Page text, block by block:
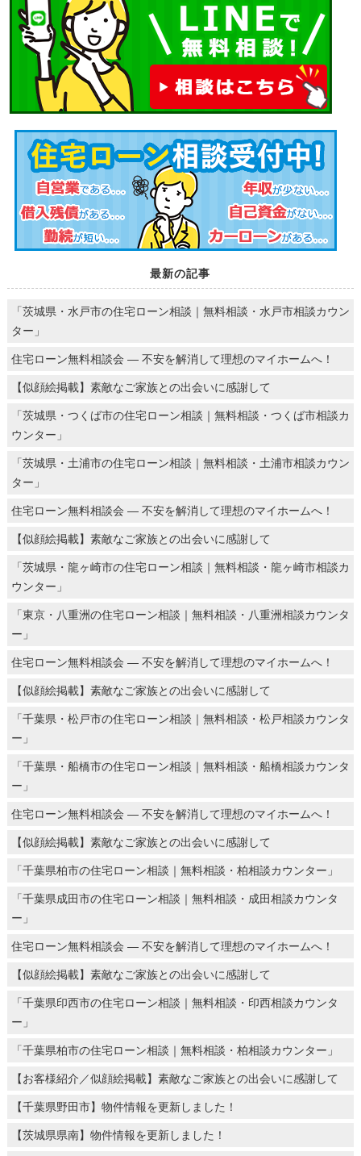
最新の記事
「茨城県・水戸市の住宅ローン相談｜無料相談・水戸市相談カウン
ター」
住宅ローン無料相談会 ― 不安を解消して理想のマイホームへ！
【似顔絵掲載】素敵なご家族との出会いに感謝して
「茨城県・つくば市の住宅ローン相談｜無料相談・つくば市相談カ
ウンター」
「茨城県・土浦市の住宅ローン相談｜無料相談・土浦市相談カウン
ター」
住宅ローン無料相談会 ― 不安を解消して理想のマイホームへ！
【似顔絵掲載】素敵なご家族との出会いに感謝して
「茨城県・龍ヶ崎市の住宅ローン相談｜無料相談・龍ヶ崎市相談カ
ウンター」
「東京・八重洲の住宅ローン相談｜無料相談・八重洲相談カウンタ
ー」
住宅ローン無料相談会 ― 不安を解消して理想のマイホームへ！
【似顔絵掲載】素敵なご家族との出会いに感謝して
「千葉県・松戸市の住宅ローン相談｜無料相談・松戸相談カウンタ
ー」
「千葉県・船橋市の住宅ローン相談｜無料相談・船橋相談カウンタ
ー」
住宅ローン無料相談会 ― 不安を解消して理想のマイホームへ！
【似顔絵掲載】素敵なご家族との出会いに感謝して
「千葉県柏市の住宅ローン相談｜無料相談・柏相談カウンター」
「千葉県成田市の住宅ローン相談｜無料相談・成田相談カウンタ
ー」
住宅ローン無料相談会 ― 不安を解消して理想のマイホームへ！
【似顔絵掲載】素敵なご家族との出会いに感謝して
「千葉県印西市の住宅ローン相談｜無料相談・印西相談カウンタ
ー」
「千葉県柏市の住宅ローン相談｜無料相談・柏相談カウンター」
【お客様紹介／似顔絵掲載】素敵なご家族との出会いに感謝して
【千葉県野田市】物件情報を更新しました！
【茨城県県南】物件情報を更新しました！